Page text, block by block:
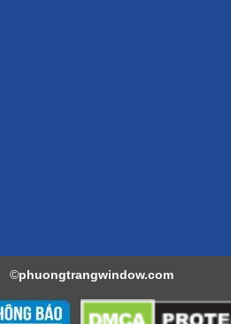
©phuongtrangwindow.com